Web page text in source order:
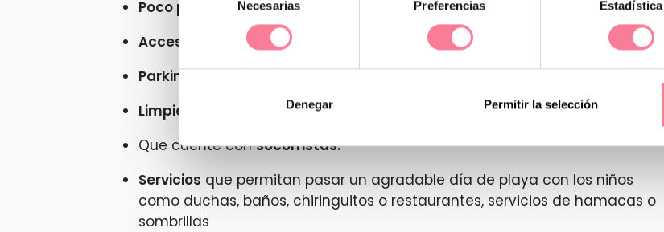
de
consentimiento
Necesarias Preferencias Estadística
Denegar Permitir la selección
Poco profundas.Que haya que caminar bastante hasta que el agua cubra.
Acceso a la playa fácil
, sin tener que atravesar caminos difíciles.
Parking
Limpieza
tanto en la zona de arena como el mar.
Que cuente consocorristas.
Servicios que permitan pasar un agradable día de playa con los niños
como duchas, baños, chiringuitos o restaurantes, servicios de hamacas o
sombrillas